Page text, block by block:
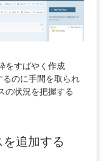
をすばやく作成
るのに手間を取られ
の状況を把握する
追加する